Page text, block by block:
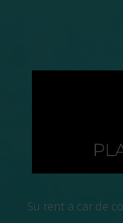
Su rent a car de